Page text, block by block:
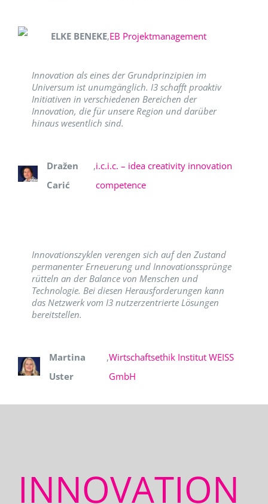
ELKE BENEKE,EB Projektmanagement
Innovation als eines der Grundprinzipien im
Universum ist unumgänglich. I3 schafft proaktiv
Initiativen in verschiedenen Bereichen der
Innovation, die für unsere Region und darüber
hinaus wesentlich sind.
Dražen
Carić
,i.c.i.c. – idea creativity innovation
competence
Innovationszyklen verengen sich auf den Zustand
permanenter Erneuerung und Innovationssprünge
rütteln an der Balance von Menschen und
Technologie. Bei diesen Herausforderungen kann
das Netzwerk vom I3 nutzerzentrierte Lösungen
bereitstellen.
Martina
Uster
,Wirtschaftsethik Institut WEISS
GmbH
INNOVATION